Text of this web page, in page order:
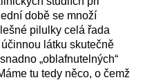
době se množí
pilulky celá řada
látku skutečně
„oblafnutelných“
tu tedy něco, o čemž